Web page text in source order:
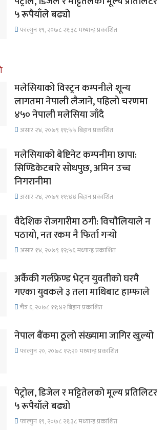
५ रूपैयाँले बढ्यो
फाल्गुन १९, २०७८ २१;३८ मध्यान्ह प्रकाशित
मलेसियाको विस्ट्रन कम्पनीले शून्य
लागतमा नेपाली लैजाने, पहिलो चरणमा
४५० नेपाली मलेसिया जाँदै
असार २४, २०७९ ११;५५ बिहान प्रकाशित
मलेसियाको बेष्टिनेट कम्पनीमा छापा:
सिण्डिकेटबारे सोधपुछ, अमिन उच्च
निगरानीमा
असार २४, २०७९ ११;४४ बिहान प्रकाशित
वैदेशिक रोजगारीमा ठगी: विचौलियाले न
पठायो, नत रकम नै फिर्ता गर्‍यो
असार १४, २०७९ १२;५६ मध्यान्ह प्रकाशित
अर्कैकी गर्लफ्रेण्ड भेट्न युवतीको घरमै
गएका युवकले ३ तला माथिबाट हाम्फाले
चैत्र ६, २०७८ ११;४२ बिहान प्रकाशित
नेपाल बैंकमा ठूलो संख्यामा जागिर खुल्यो
फाल्गुन २०, २०७८ १२;२० मध्यान्ह प्रकाशित
पेट्रोल, डिजेल र मट्टितेलको मूल्य प्रतिलिटर
५ रूपैयाँले बढ्यो
फाल्गुन १९, २०७८ २१;३८ मध्यान्ह प्रकाशित